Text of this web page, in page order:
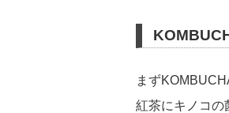
まず
紅茶にキノコの